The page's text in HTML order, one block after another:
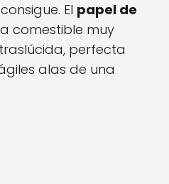
El papel de
comestible muy
perfecta
alas de una